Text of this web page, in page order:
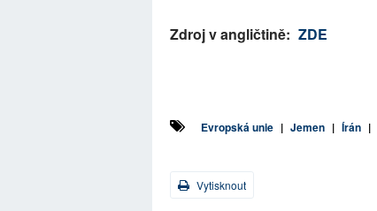
Zdroj v angličtině: ZDE
Evropská unie | Jemen | Írán |
Vytisknout